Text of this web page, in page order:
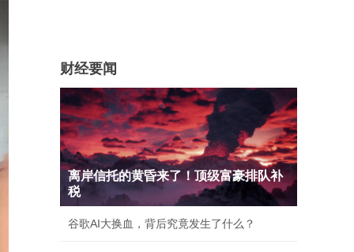
财经要闻
离岸信托的黄昏来了！顶级富豪排队补
税
谷歌AI大换血，背后究竟发生了什么？